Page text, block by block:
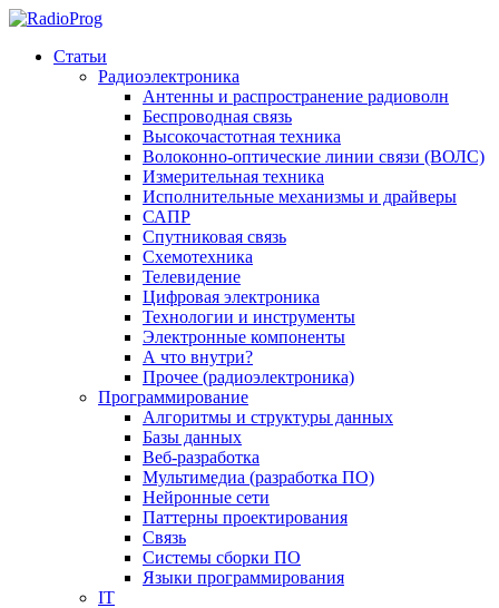
Статьи
Радиоэлектроника
Антенны и распространение радиоволн
Беспроводная связь
Высокочастотная техника
Волоконно-оптические линии связи (ВОЛС)
Измерительная техника
Исполнительные механизмы и драйверы
САПР
Спутниковая связь
Схемотехника
Телевидение
Цифровая электроника
Технологии и инструменты
Электронные компоненты
А что внутри?
Прочее (радиоэлектроника)
Программирование
Алгоритмы и структуры данных
Базы данных
Веб-разработка
Мультимедиа (разработка ПО)
Нейронные сети
Паттерны проектирования
Связь
Системы сборки ПО
Языки программирования
IT